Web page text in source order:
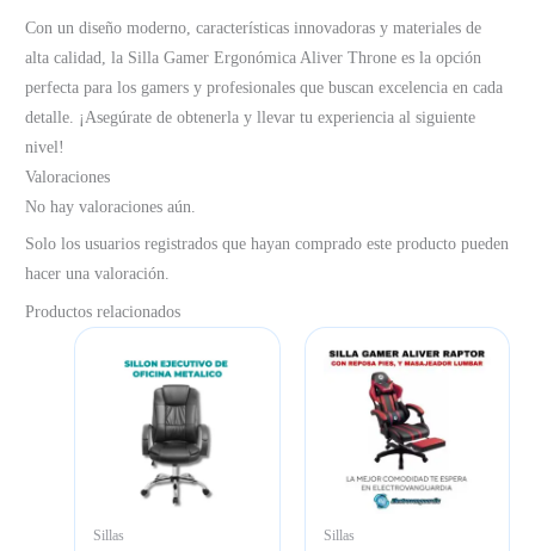
Con un diseño moderno, características innovadoras y materiales de
alta calidad, la Silla Gamer Ergonómica Aliver Throne es la opción
perfecta para los gamers y profesionales que buscan excelencia en cada
detalle. ¡Asegúrate de obtenerla y llevar tu experiencia al siguiente
nivel!
Valoraciones
No hay valoraciones aún.
Solo los usuarios registrados que hayan comprado este producto pueden
hacer una valoración.
Productos relacionados
Sillas Sillas